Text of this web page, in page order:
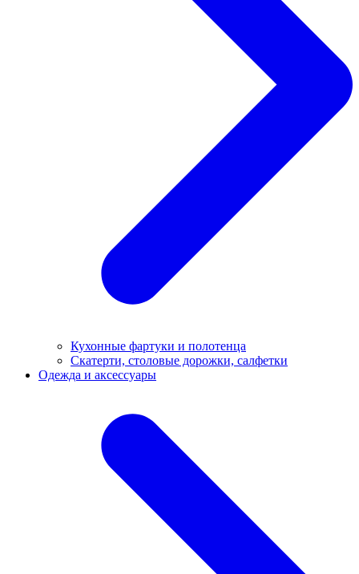
Кухонные фартуки и полотенца
Скатерти, столовые дорожки, салфетки
Одежда и аксессуары